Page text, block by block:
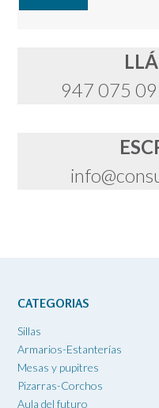
947 075
CATEGORIAS
Sillas
Armarios-Estanterías
Mesas y pupitres
Pizarras-Corchos
Aula del futuro